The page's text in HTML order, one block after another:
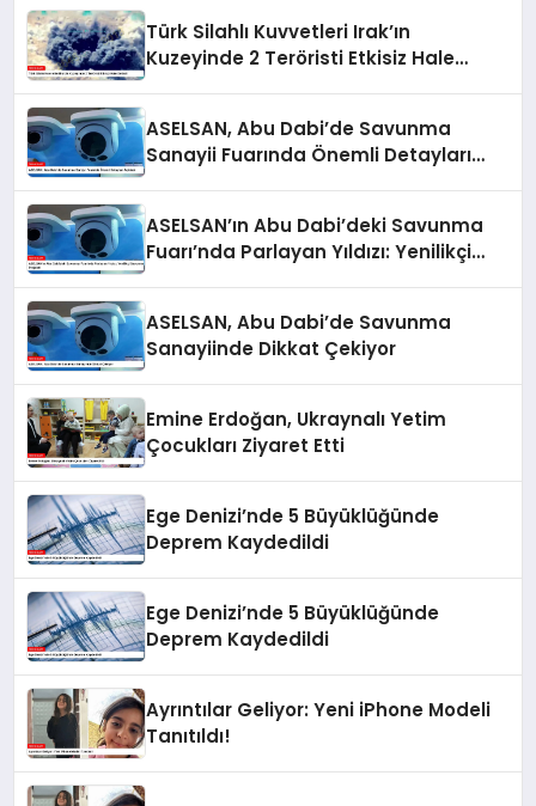
Türk Silahlı Kuvvetleri Irak’ın
Kuzeyinde 2 Teröristi Etkisiz Hale
ASELSAN, Abu Dabi’de Savunma
Sanayii Fuarında Önemli Detayları
ASELSAN’ın Abu Dabi’deki Savunma
Fuarı’nda Parlayan Yıldızı: Yenilikçi
ASELSAN, Abu Dabi’de Savunma
Sanayiinde Dikkat Çekiyor
Emine Erdoğan, Ukraynalı Yetim
Çocukları Ziyaret Etti
Ege Denizi’nde 5 Büyüklüğünde
Deprem Kaydedildi
Ege Denizi’nde 5 Büyüklüğünde
Deprem Kaydedildi
Ayrıntılar Geliyor: Yeni iPhone Modeli
Tanıtıldı!